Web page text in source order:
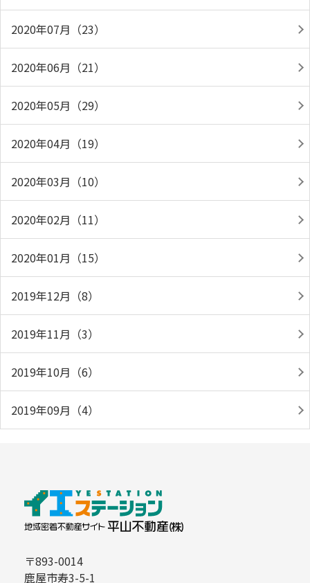
2020年07月（23）
2020年06月（21）
2020年05月（29）
2020年04月（19）
2020年03月（10）
2020年02月（11）
2020年01月（15）
2019年12月（8）
2019年11月（3）
2019年10月（6）
2019年09月（4）
〒893-0014
鹿屋市寿3-5-1